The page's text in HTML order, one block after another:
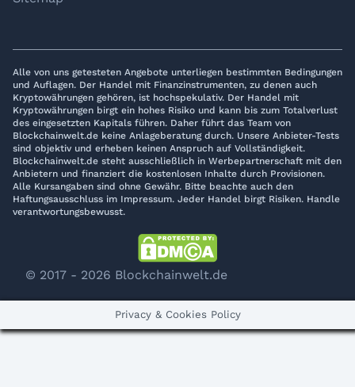
Alle von uns getesteten Angebote unterliegen bestimmten Bedingungen
und Auflagen. Der Handel mit Finanzinstrumenten, zu denen auch
Kryptowährungen gehören, ist hochspekulativ. Der Handel mit
Kryptowährungen birgt ein hohes Risiko und kann bis zum Totalverlust
des eingesetzten Kapitals führen. Daher führt das Team von
Blockchainwelt.de keine Anlageberatung durch. Unsere Anbieter-Tests
sind objektiv und erheben keinen Anspruch auf Vollständigkeit.
Blockchainwelt.de steht ausschließlich in Werbepartnerschaft mit den
Anbietern und finanziert die kostenlosen Inhalte durch Provisionen.
Alle Kursangaben sind ohne Gewähr. Bitte beachte auch den
Haftungsausschluss im Impressum. Jeder Handel birgt Risiken. Handle
verantwortungsbewusst.
© 2017 - 2026 Blockchainwelt.de
Privacy & Cookies Policy